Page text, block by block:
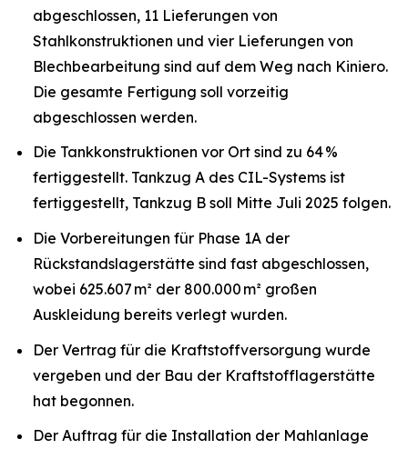
abgeschlossen, 11 Lieferungen von
Stahlkonstruktionen und vier Lieferungen von
Blechbearbeitung sind auf dem Weg nach Kiniero.
Die gesamte Fertigung soll vorzeitig
abgeschlossen werden.
Die Tankkonstruktionen vor Ort sind zu 64 %
fertiggestellt. Tankzug A des CIL-Systems ist
fertiggestellt, Tankzug B soll Mitte Juli 2025 folgen.
Die Vorbereitungen für Phase 1A der
Rückstandslagerstätte sind fast abgeschlossen,
wobei 625.607 m² der 800.000 m² großen
Auskleidung bereits verlegt wurden.
Der Vertrag für die Kraftstoffversorgung wurde
vergeben und der Bau der Kraftstofflagerstätte
hat begonnen.
Der Auftrag für die Installation der Mahlanlage